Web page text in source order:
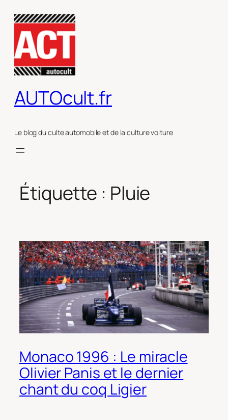
contenu
AUTOcult.fr
Le blog du culte automobile et de la culture voiture
Étiquette : Pluie
Monaco 1996 : Le miracle
Olivier Panis et le dernier
chant du coq Ligier